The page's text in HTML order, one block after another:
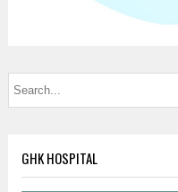
GHK HOSPITAL